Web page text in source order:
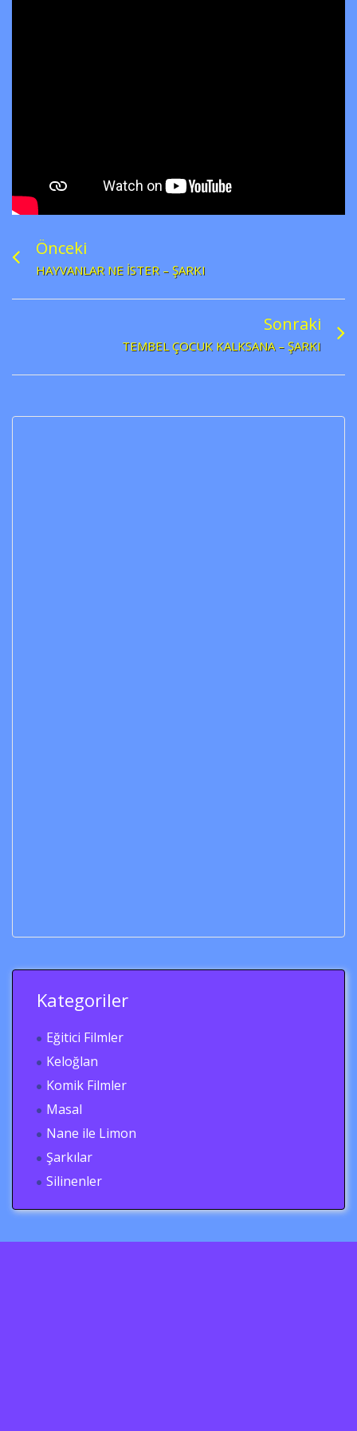
Önceki
HAYVANLAR NE İSTER – ŞARKI
Sonraki
TEMBEL ÇOCUK KALKSANA – ŞARKI
Kategoriler
Eğitici Filmler
Keloğlan
Komik Filmler
Masal
Nane ile Limon
Şarkılar
Silinenler